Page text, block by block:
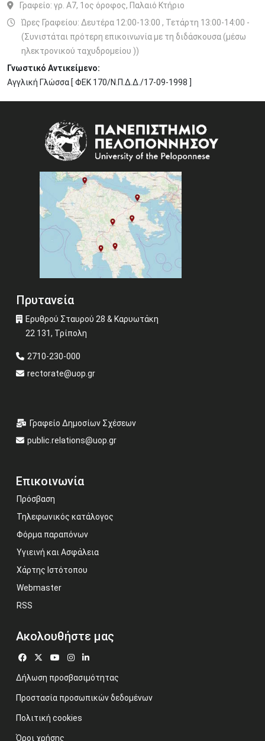
Γραφείο: γρ. A7, 1ος όροφος, Παλαιό Κτήριο
Ώρες Γραφείου: Δευτέρα 12:00-13:00 , Τετάρτη 13:00-14:00 -
(Συνιστάται πρότερη επικοινωνία με τη διδάσκουσα (μέσω
ηλεκτρονικού ταχυδρομείου ))
Γνωστικό Αντικείμενο:
Αγγλική Γλώσσα [ ΦΕΚ 170/Ν.Π.Δ.Δ./17-09-1998 ]
Πρυτανεία
Ερυθρού Σταυρού 28 & Καρυωτάκη
22 131, Τρίπολη
2710-230-000
rectorate@uop.gr
Γραφείο Δημοσίων Σχέσεων
public.relations@uop.gr
Επικοινωνία
Πρόσβαση
Τηλεφωνικός κατάλογος
Φόρμα παραπόνων
Υγιεινή και Ασφάλεια
Χάρτης Ιστότοπου
Webmaster
RSS
Ακολουθήστε μας
Δήλωση προσβασιμότητας
Προστασία προσωπικών δεδομένων
Πολιτική cookies
Όροι χρήσης